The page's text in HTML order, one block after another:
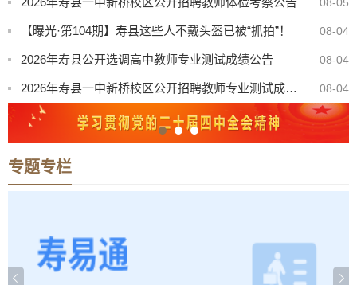
【曝光·第104期】寿县这些人不戴头盔已被“抓拍”！ 08-04
2026年寿县公开选调高中教师专业测试成绩公告 08-04
2026年寿县一中新桥校区公开招聘教师专业测试成绩公告 08-04
“寿州古城杯”寿县第三届青歌赛决赛公告 08-03
关于召开寿县珍珠泉、淮南王墓景点门票听证会有关事项公告 08-03
8月份县直部门领导干部接访安排表
寿县机关事务管理服务中心与淮南东华城市服务有限公司联合公开招聘物业服务工作人员公告
专题专栏